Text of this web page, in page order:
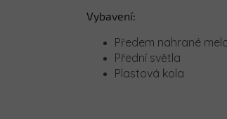
Vybavení:
Předem nahrané
Přední světla
Plastová kola